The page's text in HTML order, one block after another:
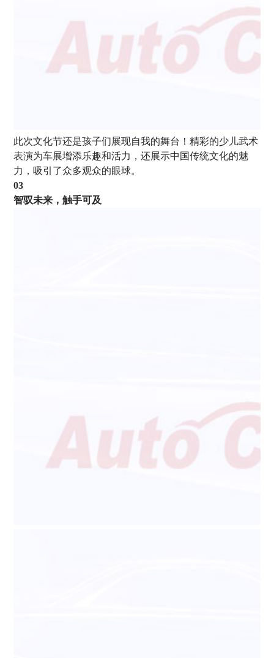
此次文化节还是孩子们展现自我的舞台！精彩的少儿武术
表演为车展增添乐趣和活力，还展示中国传统文化的魅
力，吸引了众多观众的眼球。
03
智驭未来，触手可及